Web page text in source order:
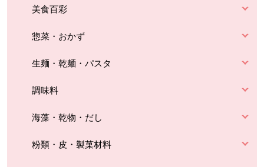
美食百彩
惣菜・おかず
生麺・乾麺・パスタ
調味料
海藻・乾物・だし
粉類・皮・製菓材料